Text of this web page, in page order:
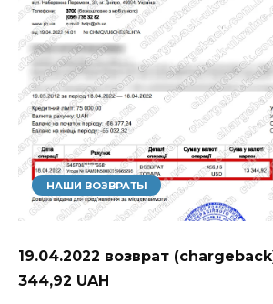
НАШИ ВОЗВРАТЫ
19.04.2022 возврат
344,92 UAH